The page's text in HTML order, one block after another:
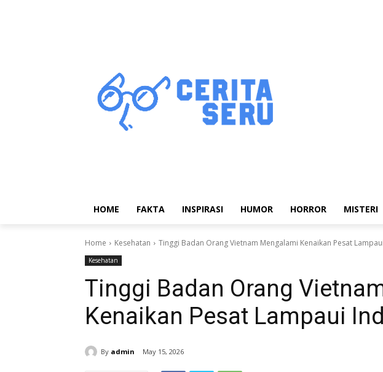
HOME FAKTA INSPIRASI HUMOR HORROR MISTERI
Home Kesehatan Tinggi Badan Orang Vietnam Mengalami Kenaikan Pesat
Kesehatan
Tinggi Badan Orang
Kenaikan Pesat Lampaui
By admin May 15, 2026